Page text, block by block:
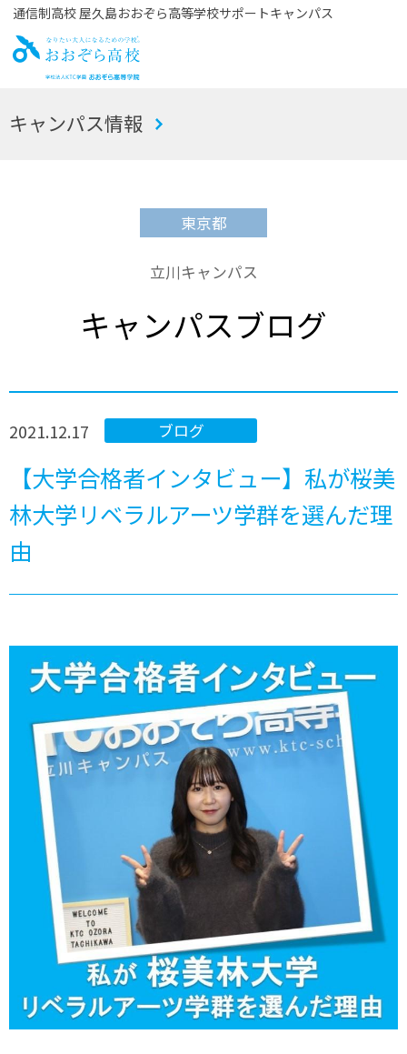
通信制高校 屋久島おおぞら高等学校サポートキャンパス
お
キャンパス情報
東京都
立川キャンパス
キャンパスブログ
ブログ
2021.12.17
【大学合格者インタビュー】私が桜美
林大学リベラルアーツ学群を選んだ理
由